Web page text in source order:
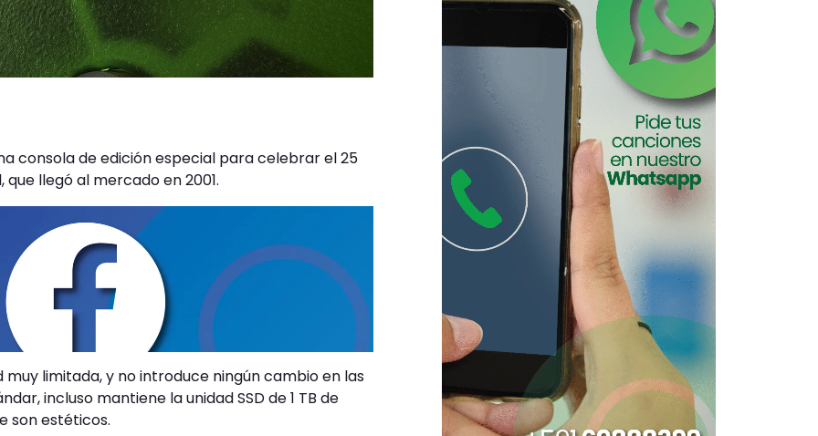
consola de edición especial para celebrar el 25
llegó al mercado en 2001.
limitada, y no introduce ningún cambio en las
incluso mantiene la unidad SSD de 1 TB de
son estéticos.